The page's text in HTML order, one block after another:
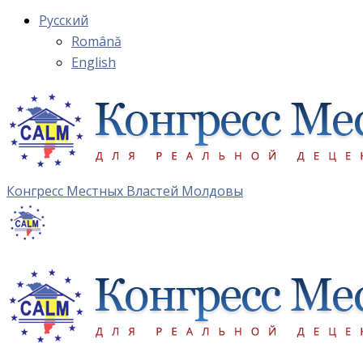
Русский
Română
English
Конгресс Местных Властей Молдовы